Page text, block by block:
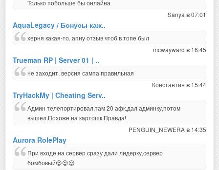
Только побольше бы онлайна
Sanya в07:01
AquaLegacy / Бонусы каж..
херня какая-то. апну отзыв чтоб в топе был
mcwayward в 16:45
Trueman RP | Server 01 | ..
не заходит, версия сампа правильная
Константин в 15:44
TryHackMy | Cheating Serv..
Админ телепортировал,там 20 афк,дал админку,потом
вышел.Похоже на картошк.Правда!
PENGUIN_NEWERAв 14:35
Aurora RolePlay
При входе на сервер сразу дали лидерку,сервер
бомбовый😍😍😍